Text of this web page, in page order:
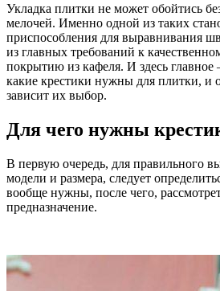
Укладка плитки не может обойтись
мелочей. Именно одной из таких
приспособления для выравнивания
из главных требований к
покрытию из кафеля. И здесь главное
какие крестики нужны для плитки, и
зависит их выбор.
Для чего нужны
В первую очередь, для правильного
модели и размера, следует
вообще нужны, после чего,
предназначение.